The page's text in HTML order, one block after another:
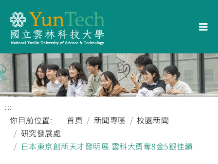
:::
你目前位置:
首頁 新聞專區
校園新聞
研究發展處
日本東京創新天才發明展 雲科大勇奪8金5銀佳績